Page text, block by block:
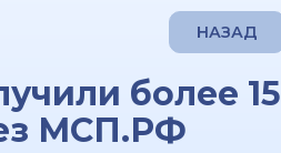
НАЗАД
более 15
МСП.РФ